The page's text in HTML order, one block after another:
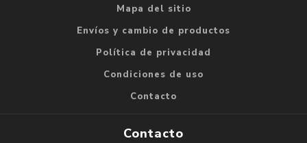
Mapa del sitio
Envíos y cambio de productos
Política de privacidad
Condiciones de uso
Contacto
Contacto